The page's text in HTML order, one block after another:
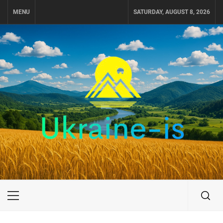
MENU SATURDAY, AUGUST 8, 2026
UKRAINE-IS
ПУТЕШЕСТВИЕ ПО УКРАИНЕ
Primary